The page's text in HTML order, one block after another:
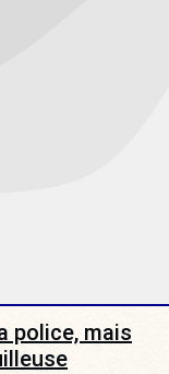
police, mais